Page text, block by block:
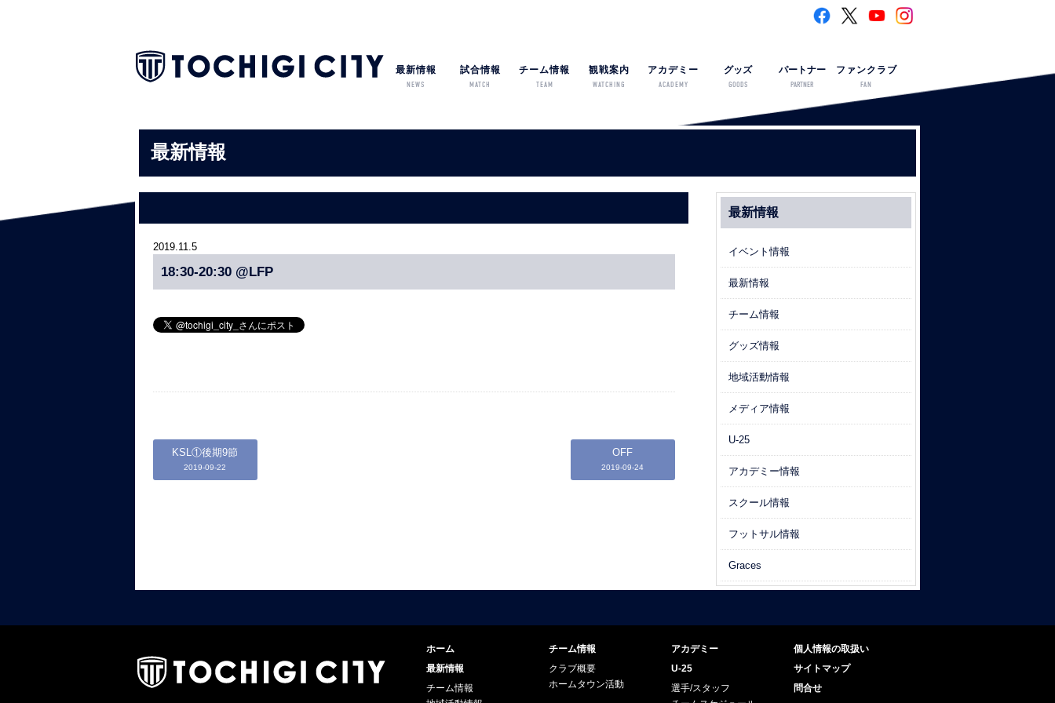
最新情報
NEWS
試合情報
MATCH
チーム情報
TEAM
観戦案内
WATCHING
アカデミー
ACADEMY
グッズ
GOODS
パートナー
PARTNER
ファンクラブ
FAN
最新情報
2019.11.5
18:30-20:30 @LFP
KSL①後期9節
2019-09-22
OFF
2019-09-24
最新情報
イベント情報
最新情報
チーム情報
グッズ情報
地域活動情報
メディア情報
U-25
アカデミー情報
スクール情報
フットサル情報
Graces
ホーム
最新情報
チーム情報
チーム情報
クラブ概要
ホームタウン活動
アカデミー
U-25
選手/スタッフ
個人情報の取扱い
サイトマップ
問合せ